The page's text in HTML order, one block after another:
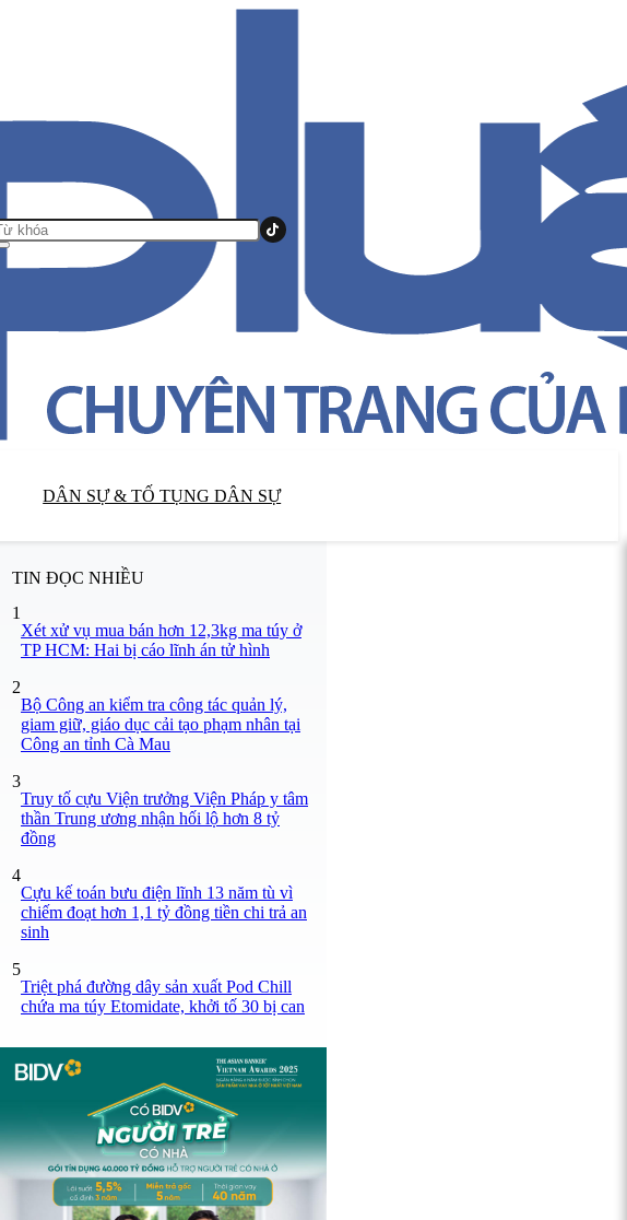
DÂN SỰ & TỐ TỤNG DÂN SỰ
TIN ĐỌC NHIỀU
1
Xét xử vụ mua bán hơn 12,3kg ma túy ở
TP HCM: Hai bị cáo lĩnh án tử hình
2
Bộ Công an kiểm tra công tác quản lý,
giam giữ, giáo dục cải tạo phạm nhân tại
Công an tỉnh Cà Mau
3
Truy tố cựu Viện trưởng Viện Pháp y tâm
thần Trung ương nhận hối lộ hơn 8 tỷ
đồng
4
Cựu kế toán bưu điện lĩnh 13 năm tù vì
chiếm đoạt hơn 1,1 tỷ đồng tiền chi trả an
sinh
5
Triệt phá đường dây sản xuất Pod Chill
chứa ma túy Etomidate, khởi tố 30 bị can